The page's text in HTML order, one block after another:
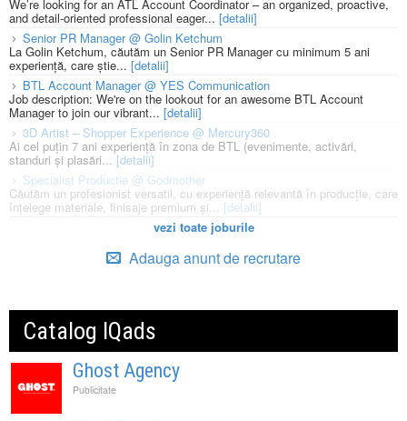
We’re looking for an ATL Account Coordinator – an organized, proactive,
and detail-oriented professional eager... [detalii]
Senior PR Manager @ Golin Ketchum
La Golin Ketchum, căutăm un Senior PR Manager cu minimum 5 ani
experiență, care știe... [detalii]
BTL Account Manager @ YES Communication
Job description: We're on the lookout for an awesome BTL Account
Manager to join our vibrant... [detalii]
3D Artist – Shopper Experience @ Mercury360
Ai cel puțin 7 ani experiență în zona de BTL (evenimente, activări,
standuri și plasări...[detalii]
Specialist Productie @ Godmother
Căutăm un profesionist versatil, cu experiență relevantă în producție, care
înțelege materiale, finisaje premium și... [detalii]
vezi toate joburile
Adauga anunt de recrutare
Catalog IQads
Ghost Agency
Publicitate